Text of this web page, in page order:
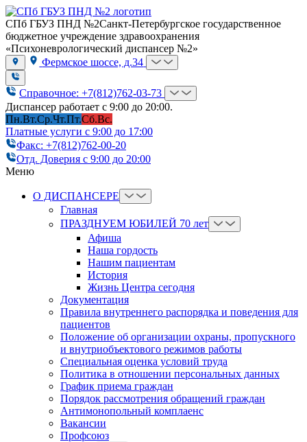
СПб ГБУЗ ПНД №2Санкт-Петербургское государственное
бюджетное учреждение здравоохранения
«Психоневрологический диспансер №2»
Фермское шоссе, д.34
Справочное: +7(812)762-03-73
Диспансер работает с 9:00 до 20:00.
Пн.Вт.Ср.Чт.Пт.Сб.Вс.
Платные услуги с 9:00 до 17:00
Факс: +7(812)762-00-20
Отд. Доверия с 9:00 до 20:00
Меню
О ДИСПАНСЕРЕ
Главная
ПРАЗДНУЕМ ЮБИЛЕЙ 70 лет
Афиша
Наша гордость
Нашим пациентам
История
Жизнь Центра сегодня
Документация
Правила внутреннего распорядка и поведения для
пациентов
Положение об организации охраны, пропускного
и внутриобъектового режимов работы
Cпециальная оценка условий труда
Политика в отношении персональных данных
График приема граждан
Порядок рассмотрения обращений граждан
Антимонопольный комплаенс
Вакансии
Профсоюз